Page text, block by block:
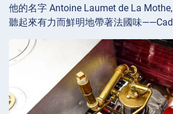
他的名字 Antoine Laumet de La Mothe,
聽起來有力而鮮明地帶著法國味